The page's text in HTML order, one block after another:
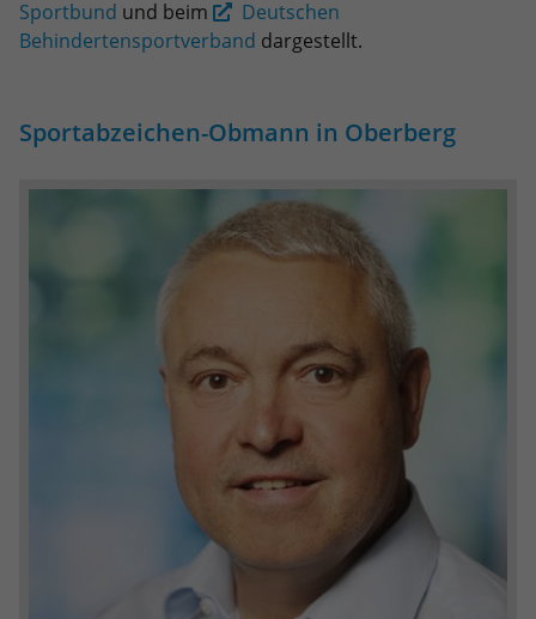
Sportbund und beim
Deutschen
Behindertensportverband dargestellt.
Sportabzeichen-Obmann in Oberberg
Name _dc_gtm_UA-101278931-31
Laufzeit 1 Minute
Dieser Cookie identifiziert die Besucher
nach Alter, Geschlecht oder Interessen
und nutzt dazu den DoubleClick des
Google Tag Manager, um die gezielte
Anzeigenplatzierung zu vereinfachen.
_ga_2B8LYFRH8J
Google LLC
2 Jahre
Wird verwendet, um den Sitzungsstatus
zu erhalten.